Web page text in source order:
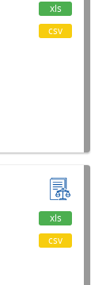
xls
csv
xls
csv